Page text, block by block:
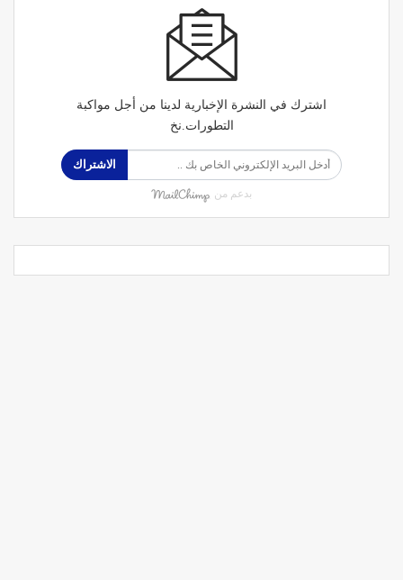
اشترك في النشرة الإخبارية لدينا من أجل مواكبة
التطورات.نخ
الاشتراك
بدعم من